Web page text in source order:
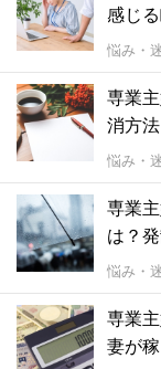
感じ
悩み・
専業
消方
悩み・
専業
は？
悩み・
専業
妻が